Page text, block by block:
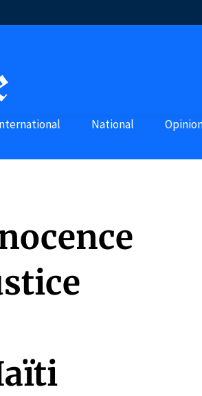
National